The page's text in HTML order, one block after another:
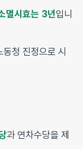
멸시효는 3년입니
동청 진정으로 시
과 연차수당을 제